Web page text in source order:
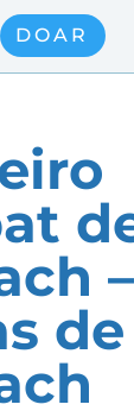
DOAR
–
de